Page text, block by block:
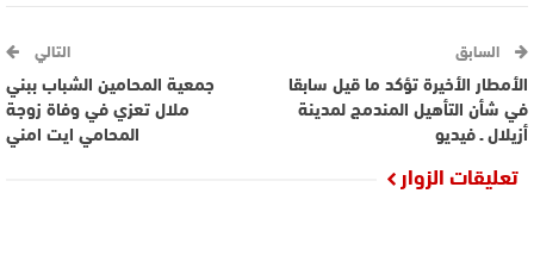
السابق
الأمطار الأخيرة تؤكد ما قيل سابقا
في شأن التأهيل المندمج لمدينة
أزيلال ـ فيديو
التالي
جمعية المحامين الشباب ببني
ملال تعزي في وفاة زوجة
المحامي ايت امني
تعليقات الزوار